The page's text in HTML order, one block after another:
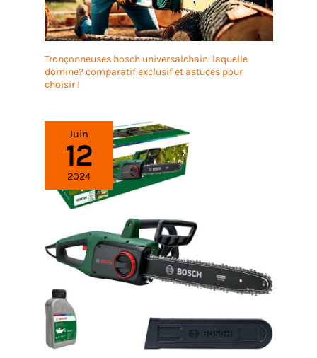
abordez n'importe quel projet avec confiance et
tranquillité d'esprit
Tronçonneuses bosch universalchain: laquelle
domine? comparatif exclusif et astuces pour
choisir !
Juin
12
2024